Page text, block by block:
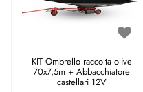
KIT Ombrello raccolta olive
70x7,5m + Abbacchiatore
castellari 12V